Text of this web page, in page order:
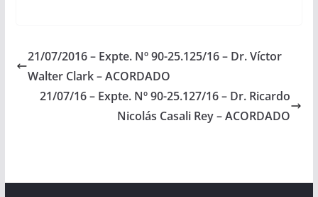
Comisión de Justicia,
Designaciones)
Acordado el
21/07/2016 – Expte. Nº 90-25.125/16 – Dr. Víctor
Walter Clark – ACORDADO
21/07/16 – Expte. Nº 90-25.127/16 – Dr. Ricardo
Nicolás Casali Rey – ACORDADO